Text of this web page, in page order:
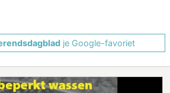
je Google-favoriet